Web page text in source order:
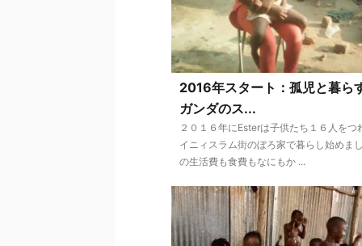
2016年スタート：孤児と暮ら
ガンダのス...
２０１６年にEsterは子供たち１６人をつ
イニィスラム街のぼろ家で暮らし始めま
の生活費も食費もなにもか ...